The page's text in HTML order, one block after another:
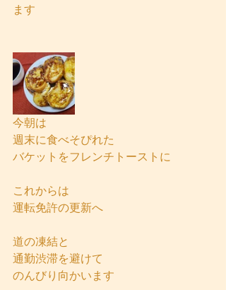
ます
今朝は
週末に食べそぴれた
バケットをフレンチトーストに
これからは
運転免許の更新へ
道の凍結と
通勤渋滞を避けて
のんびり向かいます